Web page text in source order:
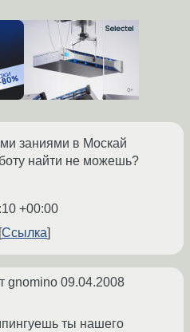
заниями в Москай
найти не можешь?
+00:00
Ссылка
gnomino 09.04.2008
ты нашего